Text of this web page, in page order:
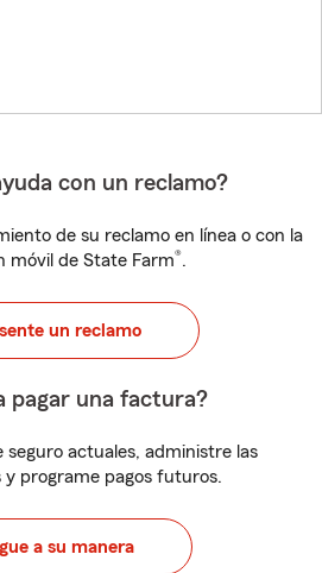
con un reclamo?
de su reclamo en línea o con la
móvil de State Farm®.
un reclamo
pagar una factura?
seguro actuales, administre las
y programe pagos futuros.
a su manera